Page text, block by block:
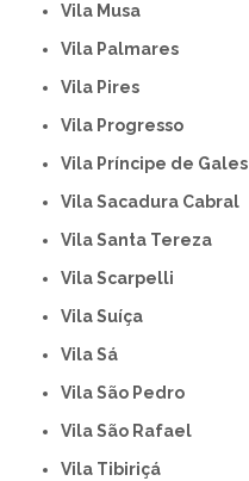
Vila Musa
Vila Palmares
Vila Pires
Vila Progresso
Vila Príncipe de Gales
Vila Sacadura Cabral
Vila Santa Tereza
Vila Scarpelli
Vila Suíça
Vila Sá
Vila São Pedro
Vila São Rafael
Vila Tibiriçá